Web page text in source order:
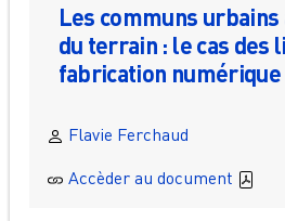
Les communs
du terrain : le cas des
fabrication numérique
Flavie Ferchaud
Accèder au document